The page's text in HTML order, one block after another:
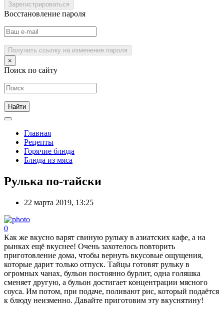
Зарегистрироваться
Восстановление пароля
Получить ссылку на изменение пароля
×
Поиск по сайту
Главная
Рецепты
Горячие блюда
Блюда из мяса
Рулька по-тайски
22 марта 2019, 13:25
0
Как же вкусно варят свиную рульку в азиатских кафе, а на
рынках ещё вкуснее! Очень захотелось повторить
приготовление дома, чтобы вернуть вкусовые ощущения,
которые дарит только отпуск. Тайцы готовят рульку в
огромных чанах, бульон постоянно бурлит, одна голяшка
сменяет другую, а бульон достигает концентрации мясного
соуса. Им потом, при подаче, поливают рис, который подаётся
к блюду неизменно. Давайте приготовим эту вкуснятину!